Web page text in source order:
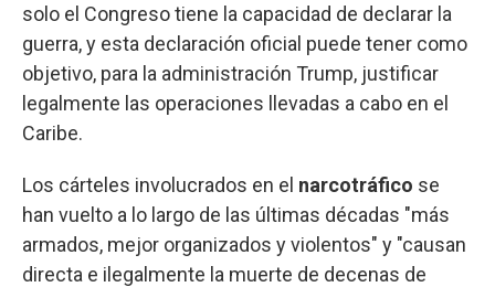
solo el Congreso tiene la capacidad de declarar la
guerra, y esta declaración oficial puede tener como
objetivo, para la administración Trump, justificar
legalmente las operaciones llevadas a cabo en el
Caribe.
Los cárteles involucrados en el narcotráfico se
han vuelto a lo largo de las últimas décadas "más
armados, mejor organizados y violentos" y "causan
directa e ilegalmente la muerte de decenas de